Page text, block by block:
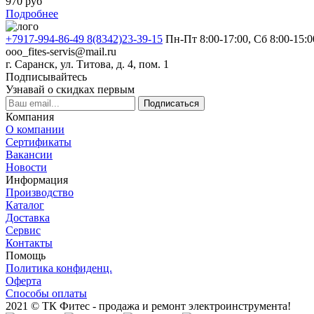
Подробнее
+7917-994-86-49 8(8342)23-39-15 Пн-Пт 8:00-17:00, Сб 8:00-
ooo_fites-servis@mail.ru
г. Саранск, ул. Титова, д. 4, пом. 1
Подписывайтесь
Узнавай о скидках первым
Подписаться
Компания
О компании
Сертификаты
Вакансии
Новости
Информация
Производство
Каталог
Доставка
Сервис
Контакты
Помощь
Политика конфиденц.
Оферта
Способы оплаты
2021 © ТК Фитес - продажа и ремонт электроинструмента!